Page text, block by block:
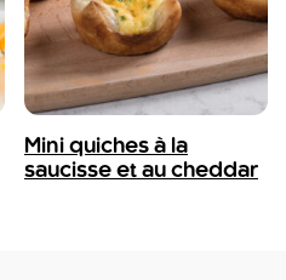
Mini quiches à la
saucisse et au cheddar